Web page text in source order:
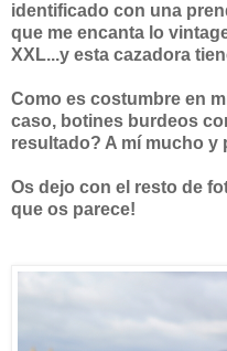
identificado con una
que me encanta lo
XXL...y esta cazadora
Como es costumbre en
caso, botines burdeos
resultado? A mí mucho y
Os dejo con el resto de
que os parece!